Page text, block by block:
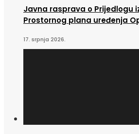
Javna rasprava o Prijedlogu
Prostornog plana uređenja
17. srpnja 2026.